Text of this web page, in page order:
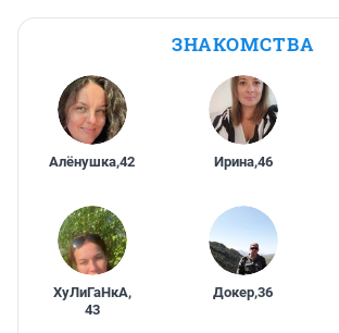
ЗНАКОМСТВА
Алёнушка,42 Ирина,46
ХуЛиГаНкА,
43
Докер,36